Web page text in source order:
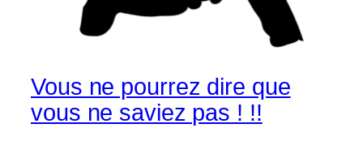
Vous ne pourrez dire que
vous ne saviez pas ! !!